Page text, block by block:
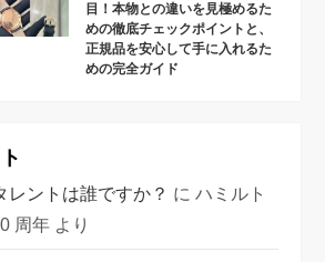
目！本物との違いを見極めるた
めの徹底チェックポイントと、
正規品を安心して手に入れるた
めの完全ガイド
レントは誰ですか？ にハミルト
周年 より